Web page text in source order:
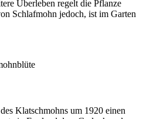
Überleben regelt die Pflanze
Schlafmohn jedoch, ist im Garten
Klatschmohns um 1920 einen